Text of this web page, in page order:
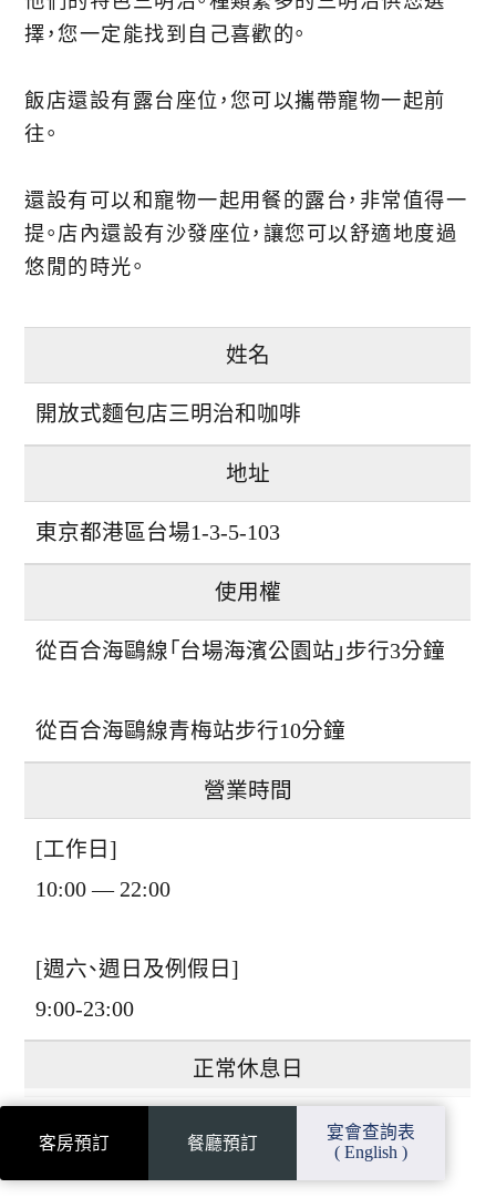
擇，您一定能找到自己喜歡的。
飯店還設有露台座位，您可以攜帶寵物一起前
往。
還設有可以和寵物一起用餐的露台，非常值得一
提。店內還設有沙發座位，讓您可以舒適地度過
悠閒的時光。
姓名
開放式麵包店三明治和咖啡
地址
東京都港區台場1-3-5-103
使用權
從百合海鷗線「台場海濱公園站」步行3分鐘
從百合海鷗線青梅站步行10分鐘
營業時間
[工作日]
10:00 — 22:00
[週六、週日及例假日]
9:00-23:00
正常休息日
+ 如果週一是假日，則第二天休息
客房預訂 餐廳預訂
宴會查詢表
( English )